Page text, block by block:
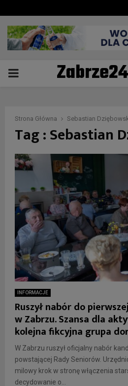
PRIMARY
Strona Główna Sebastian
Tag : Sebastian
INFORMACJE
Ruszył nabór do
w Zabrzu. Szansa dla
kolejna fikcyjna grupa
W Zabrzu ruszył oficjalny nabór
powstającej Rady Seniorów.
milowy krok w stronę włączenia
decydowanie o...